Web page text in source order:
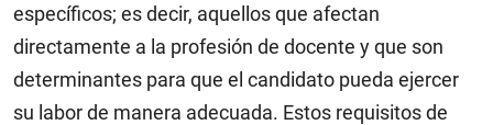
específicos; es decir, aquellos que afectan
directamente a la profesión de docente y que son
determinantes para que el candidato pueda ejercer
su labor de manera adecuada. Estos requisitos de